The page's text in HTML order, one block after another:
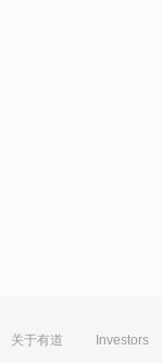
关于有道 Investors